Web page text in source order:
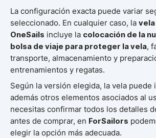
La configuración exacta puede variar
seleccionado. En cualquier caso, la
OneSails incluye la colocación de la
bolsa de viaje para proteger la vela,
transporte, almacenamiento y
entrenamientos y regatas.
Según la versión elegida, la vela puede
además otros elementos asociados al
necesitas confirmar todos los detalles
antes de comprar, en ForSailors
elegir la opción más adecuada.